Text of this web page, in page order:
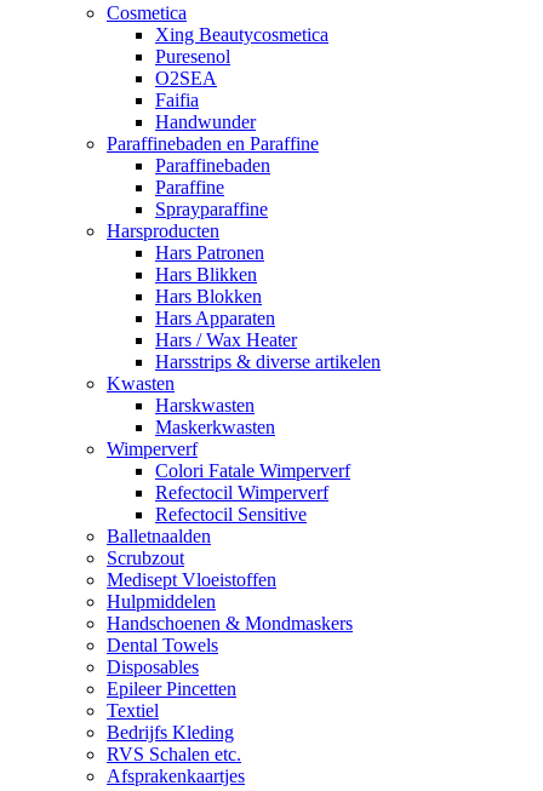
Cosmetica
Xing Beautycosmetica
Puresenol
O2SEA
Faifia
Handwunder
Paraffinebaden en Paraffine
Paraffinebaden
Paraffine
Sprayparaffine
Harsproducten
Hars Patronen
Hars Blikken
Hars Blokken
Hars Apparaten
Hars / Wax Heater
Harsstrips & diverse artikelen
Kwasten
Harskwasten
Maskerkwasten
Wimperverf
Colori Fatale Wimperverf
Refectocil Wimperverf
Refectocil Sensitive
Balletnaalden
Scrubzout
Medisept Vloeistoffen
Hulpmiddelen
Handschoenen & Mondmaskers
Dental Towels
Disposables
Epileer Pincetten
Textiel
Bedrijfs Kleding
RVS Schalen etc.
Afsprakenkaartjes